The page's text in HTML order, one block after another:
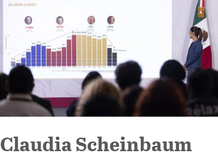
Colaboradores
Internacional
Cultura
Claudia Scheinbaum